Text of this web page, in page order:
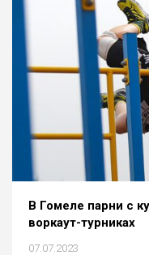
В Гомеле парни с
воркаут-турниках
07.07.2023